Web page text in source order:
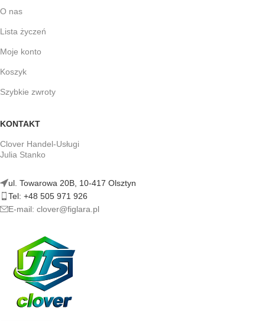
O nas
Lista życzeń
Moje konto
Koszyk
Szybkie zwroty
KONTAKT
Clover Handel-Usługi
Julia Stanko
ul. Towarowa 20B, 10-417 Olsztyn
Tel: +48 505 971 926
E-mail: clover@figlara.pl